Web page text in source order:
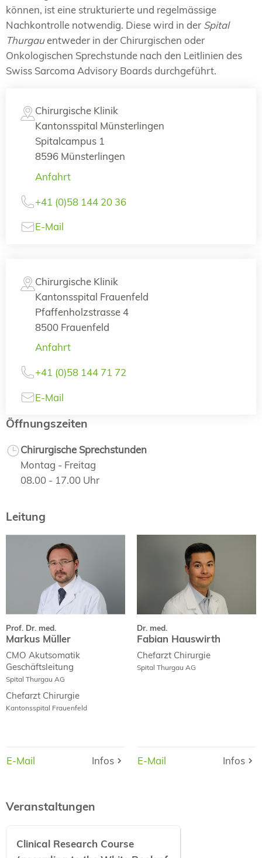
können, ist eine strukturierte und regelmässige
Nachkontrolle notwendig. Diese wird in der Spital
Thurgauentweder in der Chirurgischen oder
Onkologischen Sprechstunde nach den Leitlinien des
Swiss Sarcoma Advisory Boards durchgeführt.
Chirurgische Klinik
Kantonsspital Münsterlingen
Spitalcampus 1
8596 Münsterlingen
Anfahrt
+41 (0)58 144 20 36
E-Mail
Chirurgische Klinik
Kantonsspital Frauenfeld
Pfaffenholzstrasse 4
8500 Frauenfeld
Anfahrt
+41 (0)58 144 71 72
E-Mail
Öffnungszeiten
Chirurgische Sprechstunden
Montag - Freitag
08.00 - 17.00 Uhr
Leitung
Prof. Dr. med.
Markus Müller
CMO Akutsomatik
Geschäftsleitung
Spital Thurgau AG
Chefarzt Chirurgie
Kantonsspital Frauenfeld
E-Mail Infos
Prof. Dr. med.
Markus Müller
Curriculum Vitae
Fachpublikationen
E-Mail Infos
Dr. med.
Fabian Hauswirth
Chefarzt Chirurgie
Spital Thurgau AG
E-Mail Infos
Fabian Hauswirth
Curriculum Vitae
E-Mail Infos
Veranstaltungen
Clinical Research Course